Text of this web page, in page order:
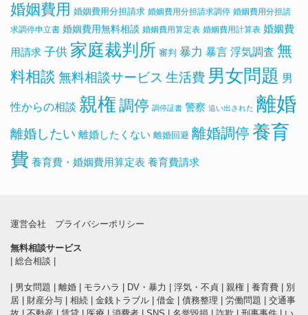
婚姻費用 婚姻費用分担請求 婚姻費用分担請求調停 婚姻費用分担請
求調停申立書 婚姻費用無料相談 婚姻費用算定表 婚姻費用計算表 婚姻費
用請求 子供 家庭裁判所 審判 暴力 暴言 浮気調査 無
料相談 無料相談サービス 生活費 男女問題 男
性からの相談 親権 調停 調停証書 警察 追い出された 離婚
離婚したい 離婚したくない 離婚回避 離婚調停 養育
費 養育費・婚姻費用算定表 養育費請求
運営会社 プライバシーポリシー
無料相談サービス
総合相談
男女問題 離婚 モラハラ DV・暴力 浮気・不貞 親権 養育費
別
居
財産分与 相続 金銭トラブル 借金 債務整理 労働問題
交通事